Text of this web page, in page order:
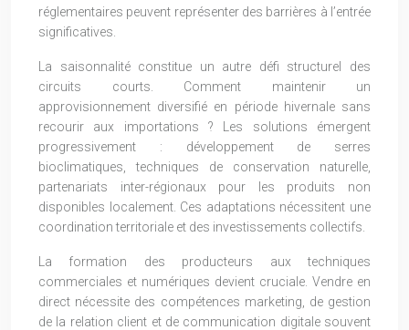
réglementaires peuvent représenter des barrières à l’entrée
significatives.
La saisonnalité constitue un autre défi structurel des
circuits courts. Comment maintenir un
approvisionnement diversifié en période hivernale sans
recourir aux importations ? Les solutions émergent
progressivement : développement de serres
bioclimatiques, techniques de conservation naturelle,
partenariats inter-régionaux pour les produits non
disponibles localement. Ces adaptations nécessitent une
coordination territoriale et des investissements collectifs.
La formation des producteurs aux techniques
commerciales et numériques devient cruciale. Vendre en
direct nécessite des compétences marketing, de gestion
de la relation client et de communication digitale souvent